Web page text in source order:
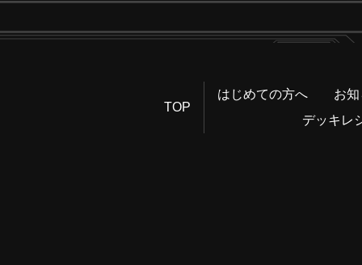
TOP
はじめての方へ
お
デッキレ